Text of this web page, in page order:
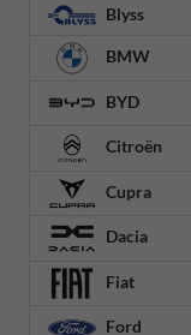
Blyss
BMW
BYD
Citroën
Cupra
Dacia
Fiat
Ford